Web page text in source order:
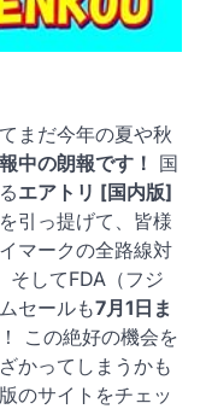
まだ今年の夏や秋
中の朗報です！ 国
エアトリ [国内版]
を引っ提げて、皆様
マークの全路線対
、そしてFDA（フジ
セールも7月1日ま
この絶好の機会を
かってしまうかも
のサイトをチェッ